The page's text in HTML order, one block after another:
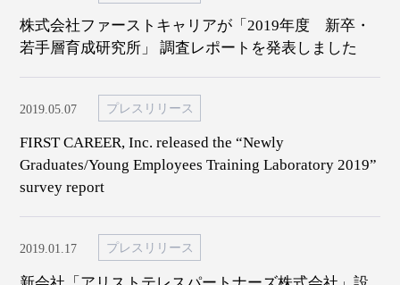
株式会社ファーストキャリアが「2019年度 新卒・
若手層育成研究所」 調査レポートを発表しました
プレスリリース
2019.05.07
FIRST CAREER, Inc. released the “Newly
Graduates/Young Employees Training Laboratory 2019”
survey report
プレスリリース
2019.01.17